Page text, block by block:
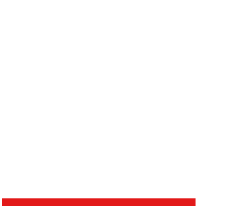
の光学ズームレ ン ジ最大10倍のデジタルズ